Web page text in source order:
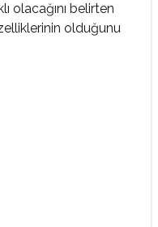
olacağını belirten
olduğunu